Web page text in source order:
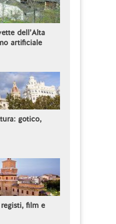
dell’Alta
artificiale
gotico,
film e